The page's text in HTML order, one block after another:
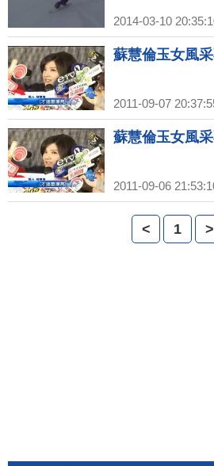
2014-03-10
蘇慧倫玉女風
2011-09-07
蘇慧倫玉女風
2011-09-06
< 1 >